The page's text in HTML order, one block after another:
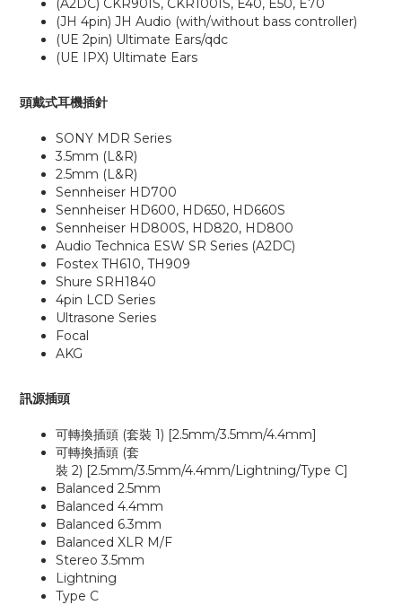
(A2DC) CKR90IS, CKR100IS, E40, E50, E70
(JH 4pin) JH Audio (with/without bass controller)
(UE 2pin) Ultimate Ears/qdc
(UE IPX) Ultimate Ears
頭戴式耳機插針
SONY MDR Series
3.5mm (L&R)
2.5mm (L&R)
Sennheiser HD700
Sennheiser HD600, HD650, HD660S
Sennheiser HD800S, HD820, HD800
Audio Technica ESW SR Series (A2DC)
Fostex TH610, TH909
Shure SRH1840
4pin LCD Series
Ultrasone Series
Focal
AKG
訊源插頭
可轉換插頭 (套裝 1) [2.5mm/3.5mm/4.4mm]
可轉換插頭 (套
裝 2) [2.5mm/3.5mm/4.4mm/Lightning/Type C]
Balanced 2.5mm
Balanced 4.4mm
Balanced 6.3mm
Balanced XLR M/F
Stereo 3.5mm
Lightning
Type C